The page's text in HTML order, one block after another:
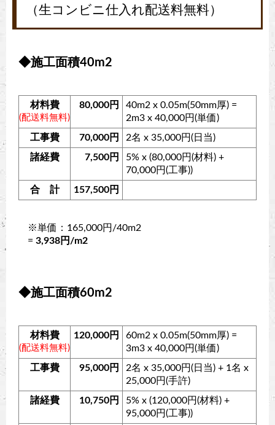
（生コンビニ仕入れ配送料無料）
◆施工面積40m2
材料費
(配送料無料)
80,000円
40m2 x 0.05m(50mm厚) =
2m3 x 40,000円(単価)
工事費
70,000円
2名 x 35,000円(日当)
諸経費
7,500円
5% x (80,000円(材料) +
70,000円(工事))
合 計
157,500円
※単価：165,000円/40m2
= 3,938円/m2
◆施工面積60m2
材料費
(配送料無料)
120,000円
60m2 x 0.05m(50mm厚) =
3m3 x 40,000円(単価)
工事費
95,000円
2名 x 35,000円(日当) + 1名 x
25,000円(手許)
諸経費
10,750円
5% x (120,000円(材料) +
95,000円(工事))